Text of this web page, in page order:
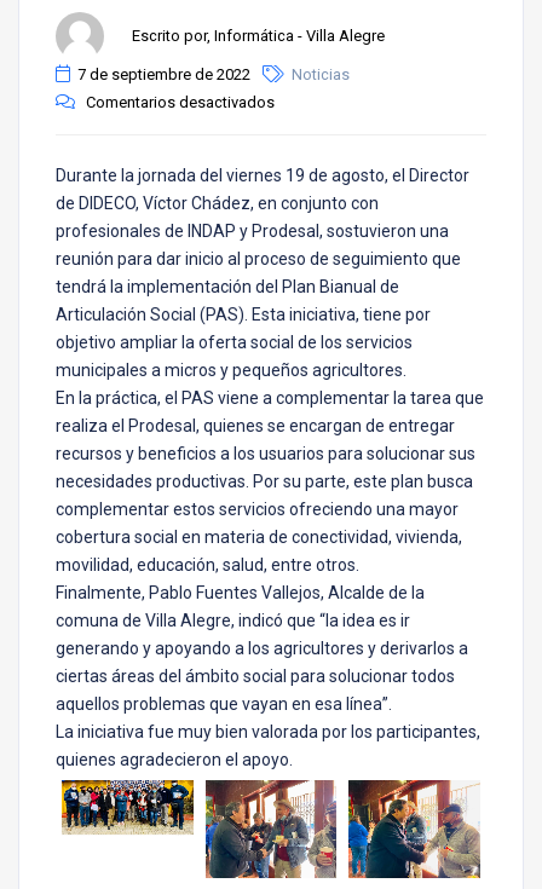
Escrito por, Informática - Villa Alegre
7 de septiembre de 2022
Noticias
Comentarios desactivados
Durante la jornada del viernes 19 de agosto, el Director
de DIDECO, Víctor Chádez, en conjunto con
profesionales de INDAP y Prodesal, sostuvieron una
reunión para dar inicio al proceso de seguimiento que
tendrá la implementación del Plan Bianual de
Articulación Social (PAS). Esta iniciativa, tiene por
objetivo ampliar la oferta social de los servicios
municipales a micros y pequeños agricultores.
En la práctica, el PAS viene a complementar la tarea que
realiza el Prodesal, quienes se encargan de entregar
recursos y beneficios a los usuarios para solucionar sus
necesidades productivas. Por su parte, este plan busca
complementar estos servicios ofreciendo una mayor
cobertura social en materia de conectividad, vivienda,
movilidad, educación, salud, entre otros.
Finalmente, Pablo Fuentes Vallejos, Alcalde de la
comuna de Villa Alegre, indicó que “la idea es ir
generando y apoyando a los agricultores y derivarlos a
ciertas áreas del ámbito social para solucionar todos
aquellos problemas que vayan en esa línea”.
La iniciativa fue muy bien valorada por los participantes,
quienes agradecieron el apoyo.